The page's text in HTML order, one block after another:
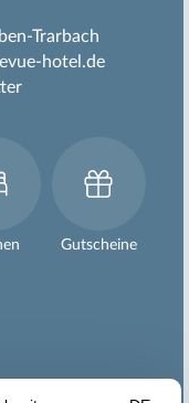
Trarbach
hotel.de
Gutscheine